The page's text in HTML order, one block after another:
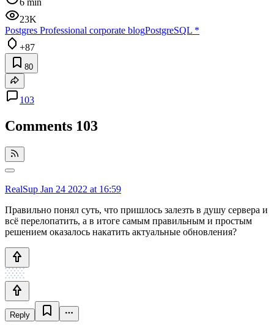
23K
Postgres Professional corporate blogPostgreSQL *
+87
80
103
Comments 103
RealSup Jan 24 2022 at 16:59
Правильно понял суть, что пришлось залезть в душу сервера и
всё перелопатить, а в итоге самым правильным и простым
решением оказалось накатить актуальные обновления?
Reply